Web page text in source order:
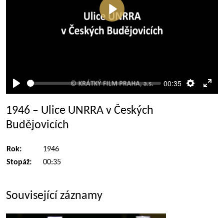
Přehrát
00:35
Přehrát
1946 – Ulice UNRRA v Českých
Budějovicích
Rok:
1946
Stopáž:
00:35
Související záznamy